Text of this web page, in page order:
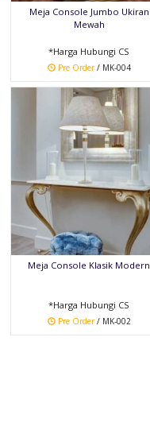
Meja Console Jumbo Ukiran
Mewah
*Harga Hubungi CS
Pre Order/ MK-004
Meja Console Klasik Modern
*Harga Hubungi CS
Pre Order/ MK-002